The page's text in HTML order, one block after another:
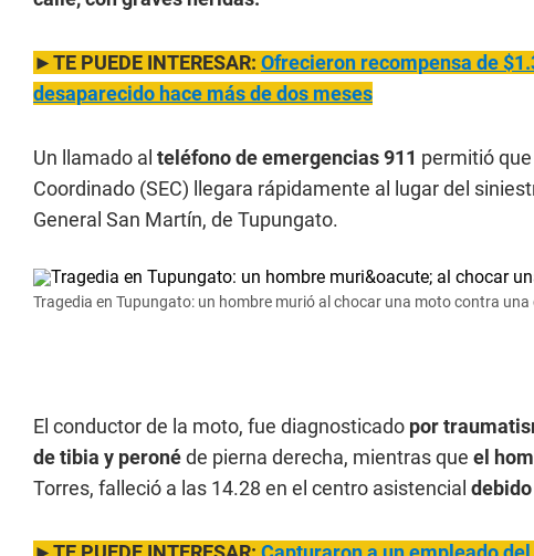
►TE PUEDE INTERESAR: Ofrecieron recompensa de
desaparecido hace más de dos meses
Un llamado al teléfono de emergencias 911 permitió
Coordinado (SEC) llegara rápidamente al lugar del
General San Martín, de Tupungato.
Tragedia en Tupungato: un hombre murió al chocar una moto contra una
El conductor de la moto, fue diagnosticado por
de tibia y peronéde pierna derecha, mientras que el
Torres, falleció a las 14.28 en el centro asistencial